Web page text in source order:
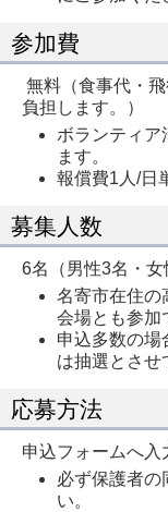
参加費
無料（食事代・
負担します。）
ボランティア
ます。
報償費1人/日
募集人数
6名（男性3名・女
名寄市在住の
会場とも参
申込多数の場
は抽選とさせ
応募方法
申込フォームへ入
必ず保護者の
い。